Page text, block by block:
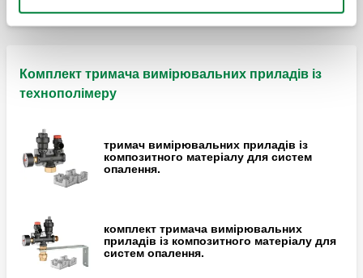
Комплект тримача вимірювальних приладів із
технополімеру
тримач вимірювальних приладів із
композитного матеріалу для систем
опалення.
комплект тримача вимірювальних
приладів із композитного матеріалу для
систем опалення.